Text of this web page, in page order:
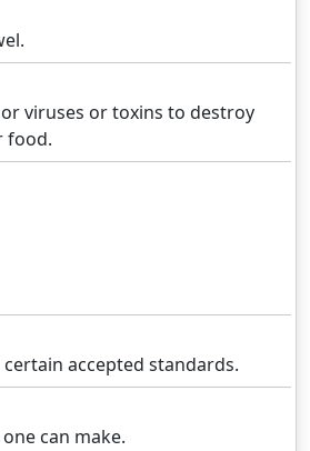
viruses or toxins to destroy
food.
accepted standards.
can make.